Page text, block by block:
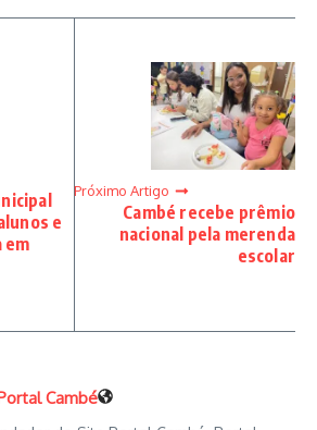
e
em
Próximo Artigo
Cambé recebe prêmio
nacional pela merenda
escolar
Cambé